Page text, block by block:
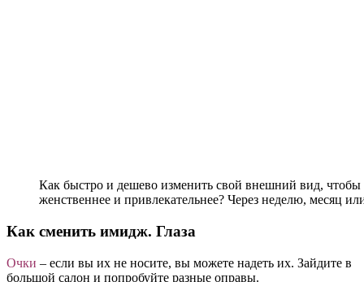
Как быстро и дешево изменить свой внешний вид, чтобы
женственнее и привлекательнее? Через неделю, месяц
Как сменить имидж. Глаза
Очки – если вы их не носите, вы можете надеть их. Зайдите в
большой салон и попробуйте разные оправы.